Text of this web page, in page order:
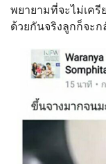
พยายามที่จะไม่เครี
ด้วยกันจริงลูกก็จะ